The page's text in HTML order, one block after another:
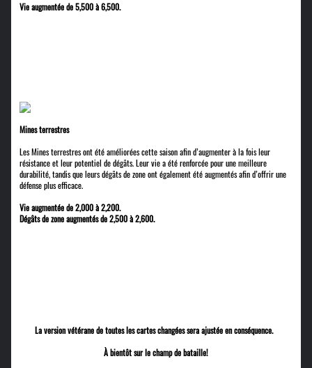
Vie augmentée de 5,500 à 6,500.
Mines terrestres
Les Mines terrestres ont été améliorées cette saison afin d’augmenter à la fois leur
résistance et leur potentiel de dégâts. Leur vie a été renforcée pour une meilleure
durabilité, tandis que leurs dégâts de zone ont également été augmentés afin d’offrir une
défense plus efficace.
Vie augmentée de 2,000 à 2,200.
Dégâts de zone augmentés de 2,500 à 2,600.
La version vétérane de toutes les cartes changées sera ajustée en conséquence.
À bientôt sur le champ de bataille!